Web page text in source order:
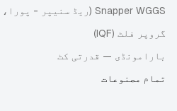
Snapper WGGS (ریڈ سنیپر - پورا، گلڈ اور گٹڈ)
گروپر فلٹ (IQF)
بارامونڈی — قدرتی کٹ
تمام مصنوعات